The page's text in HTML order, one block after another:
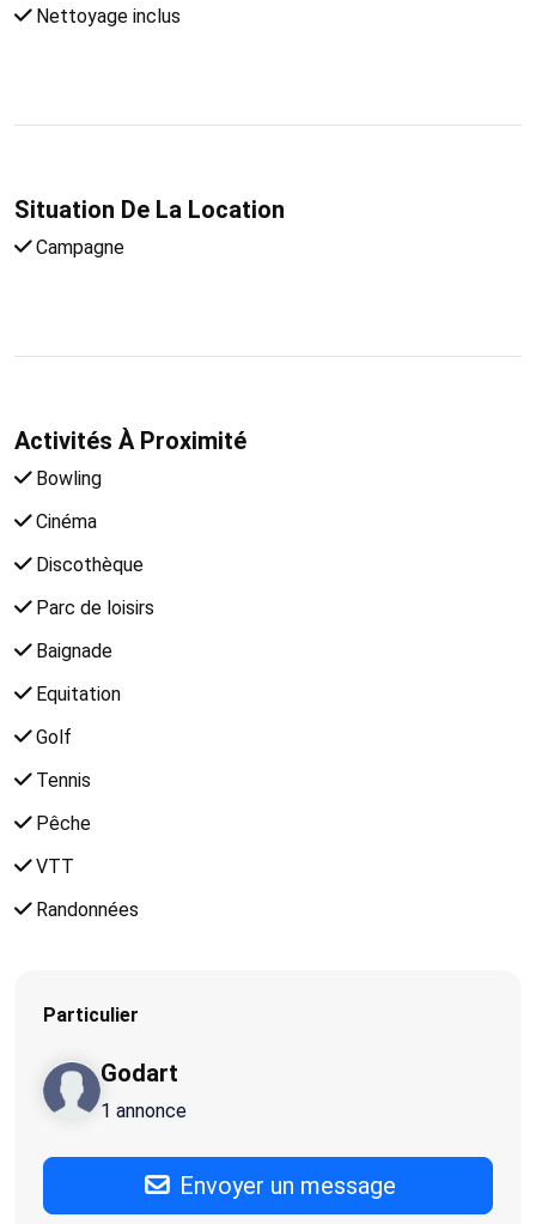
Nettoyage inclus
Situation De La Location
Campagne
Activités À Proximité
Bowling
Cinéma
Discothèque
Parc de loisirs
Baignade
Equitation
Golf
Tennis
Pêche
VTT
Randonnées
Particulier
Godart
1 annonce
Envoyer un message